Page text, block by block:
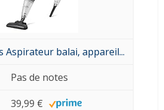
Aspirateur balai, appareil...
Pas de notes
39,99 €